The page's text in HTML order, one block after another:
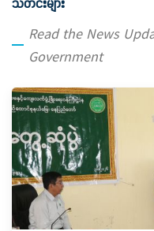
Read the News
Government